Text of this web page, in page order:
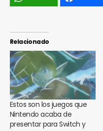
Relacionado
Estos son los juegos que
Nintendo acaba de
presentar para Switch y